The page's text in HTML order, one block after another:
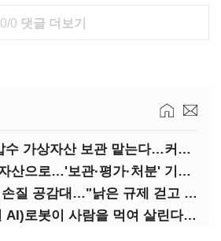
0/0 댓글 더보기
두나무, 경찰청 압수 가상자산 보관 맡는다…커스터디 사업 최종 낙찰
비트코인도 국가자산으로…'보관·평가·처분' 기준은 숙제
게임산업법 전면 손질 공감대…"낡은 규제 걷고 안전장치 촘촘히 해야"
(최홍규의 피지컬 AI)로봇이 사람을 먹여 살린다, 그런데 언제 먹여야 할지는 모른다